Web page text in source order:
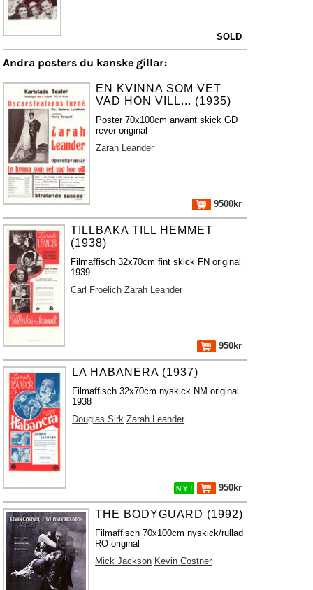
SOLD
Andra posters du kanske gillar:
EN KVINNA SOM VET
VAD HON VILL... (1935)
Poster 70x100cm använt skick GD
revor original
Zarah Leander
9500kr
TILLBAKA TILL HEMMET
(1938)
Filmaffisch 32x70cm fint skick FN original
1939
Carl Froelich Zarah Leander
950kr
LA HABANERA (1937)
Filmaffisch 32x70cm nyskick NM original
1938
Douglas Sirk Zarah Leander
N Y ! 950kr
THE BODYGUARD (1992)
Filmaffisch 70x100cm nyskick/rullad
RO original
Mick Jackson Kevin Costner